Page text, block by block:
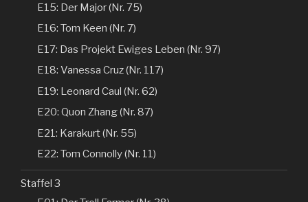
E15: Der Major (Nr. 75)
E16: Tom Keen (Nr. 7)
E17: Das Projekt Ewiges Leben (Nr. 97)
E18: Vanessa Cruz (Nr. 117)
E19: Leonard Caul (Nr. 62)
E20: Quon Zhang (Nr. 87)
E21: Karakurt (Nr. 55)
E22: Tom Connolly (Nr. 11)
Staffel 3